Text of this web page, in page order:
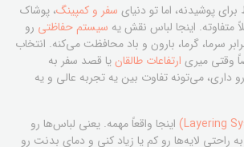
پوشیدنه، اما تو دنیای سفر و کمپینگ، پوشاک
اینجا لباس نقش یه سیستم حفاظتی رو
سرما، گرما، بارون و باد محافظت می‌کنه. انتخاب
وقتی میری ارتفاعات طالقانیا قصد سفر به
داری، می‌تونه تفاوت بین یه تجربه عالی و یه
اینجا واقعاً مهمه. یعنی لباس‌ها رو
راحتی لایه‌ها رو کم یا زیاد کنی و دمای بدنت رو